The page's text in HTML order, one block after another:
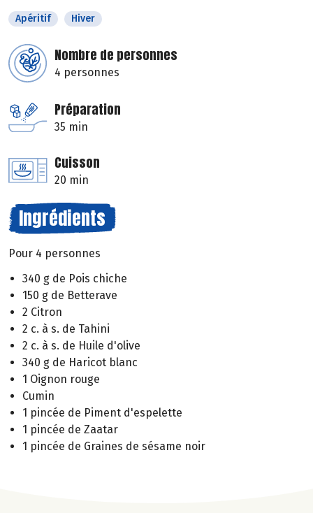
Apéritif Hiver
Nombre de personnes
4 personnes
Préparation
35 min
Cuisson
20 min
Ingrédients
Pour 4 personnes
340 g de Pois chiche
150 g de Betterave
2 Citron
2 c. à s. de Tahini
2 c. à s. de Huile d'olive
340 g de Haricot blanc
1 Oignon rouge
Cumin
1 pincée de Piment d'espelette
1 pincée de Zaatar
1 pincée de Graines de sésame noir